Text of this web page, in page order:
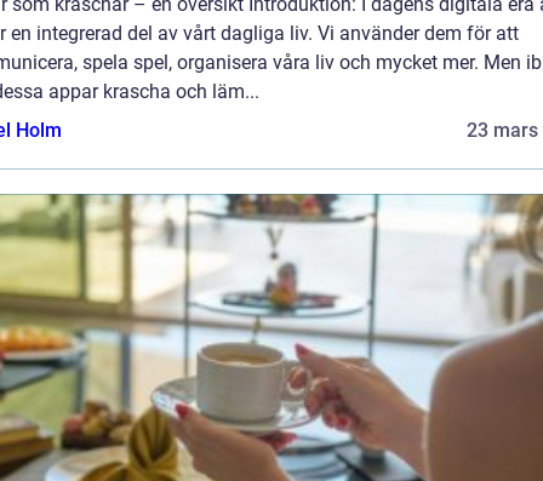
en integrerad del av vårt dagliga liv. Vi använder dem för att
spela spel, organisera våra liv och mycket mer. Men
appar krascha och läm...
Holm
23 mars